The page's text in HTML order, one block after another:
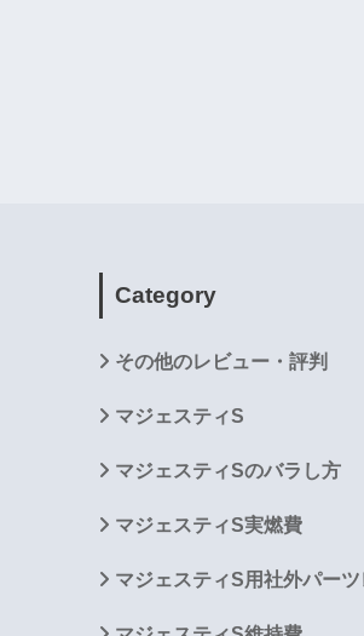
Category
その他のレビュー・評判
マジェスティS
マジェスティSのバラし方
マジェスティS実燃費
マジェスティS用社外パー